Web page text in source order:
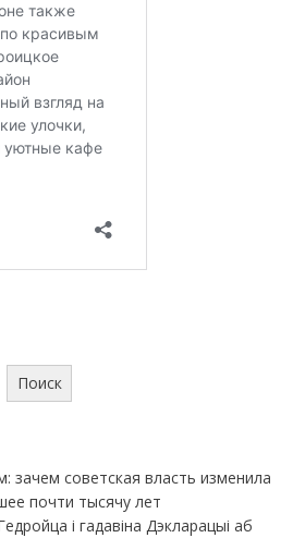
Поиск
зачем советская власть изменила
почти тысячу лет
і гадавіна Дэкларацыі аб